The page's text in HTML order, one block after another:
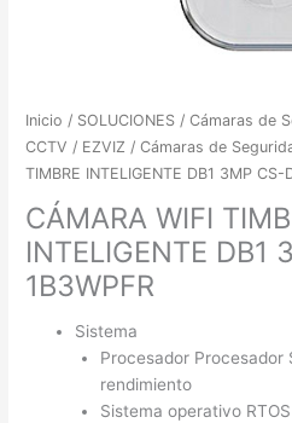
Inicio / SOLUCIONES /Cámaras de
CCTV / EZVIZ /Cámaras de
TIMBRE INTELIGENTE DB1 3MP CS-
CÁMARA WIFI
INTELIGENTE DB1
1B3WPFR
Sistema
Procesador Procesador
rendimiento
Sistema operativo